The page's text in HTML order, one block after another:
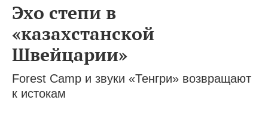
Эхо степи в
«казахстанской
Швейцарии»
Forest Camp и звуки «Тенгри» возвращают
к истокам